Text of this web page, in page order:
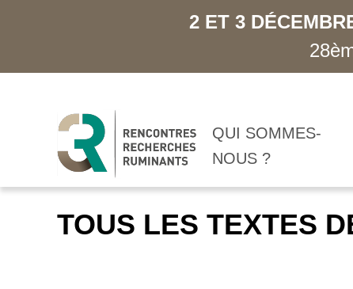
2 ET 3
QUI SOMMES-
NOUS ?
TOUS LES TEXTES